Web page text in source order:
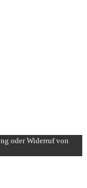
oder Widerruf von